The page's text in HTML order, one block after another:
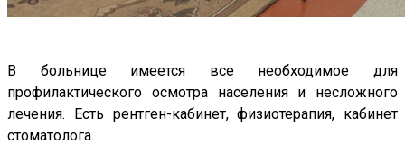
В больнице имеется все необходимое для
профилактического осмотра населения и несложного
лечения. Есть рентген-кабинет, физиотерапия, кабинет
стоматолога.